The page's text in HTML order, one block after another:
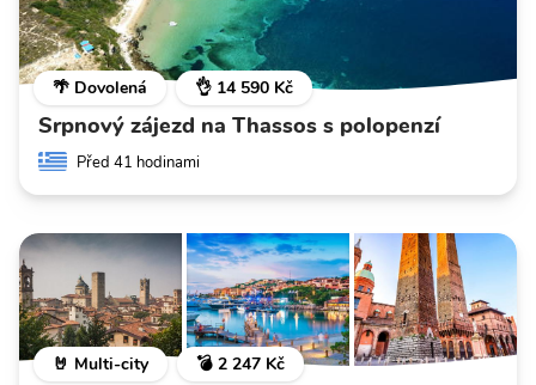
🌴 Dovolená 👌 14 590 Kč
Srpnový zájezd na Thassos s polopenzí
Před 41 hodinami
🤘 Multi-city 💣 2 247 Kč